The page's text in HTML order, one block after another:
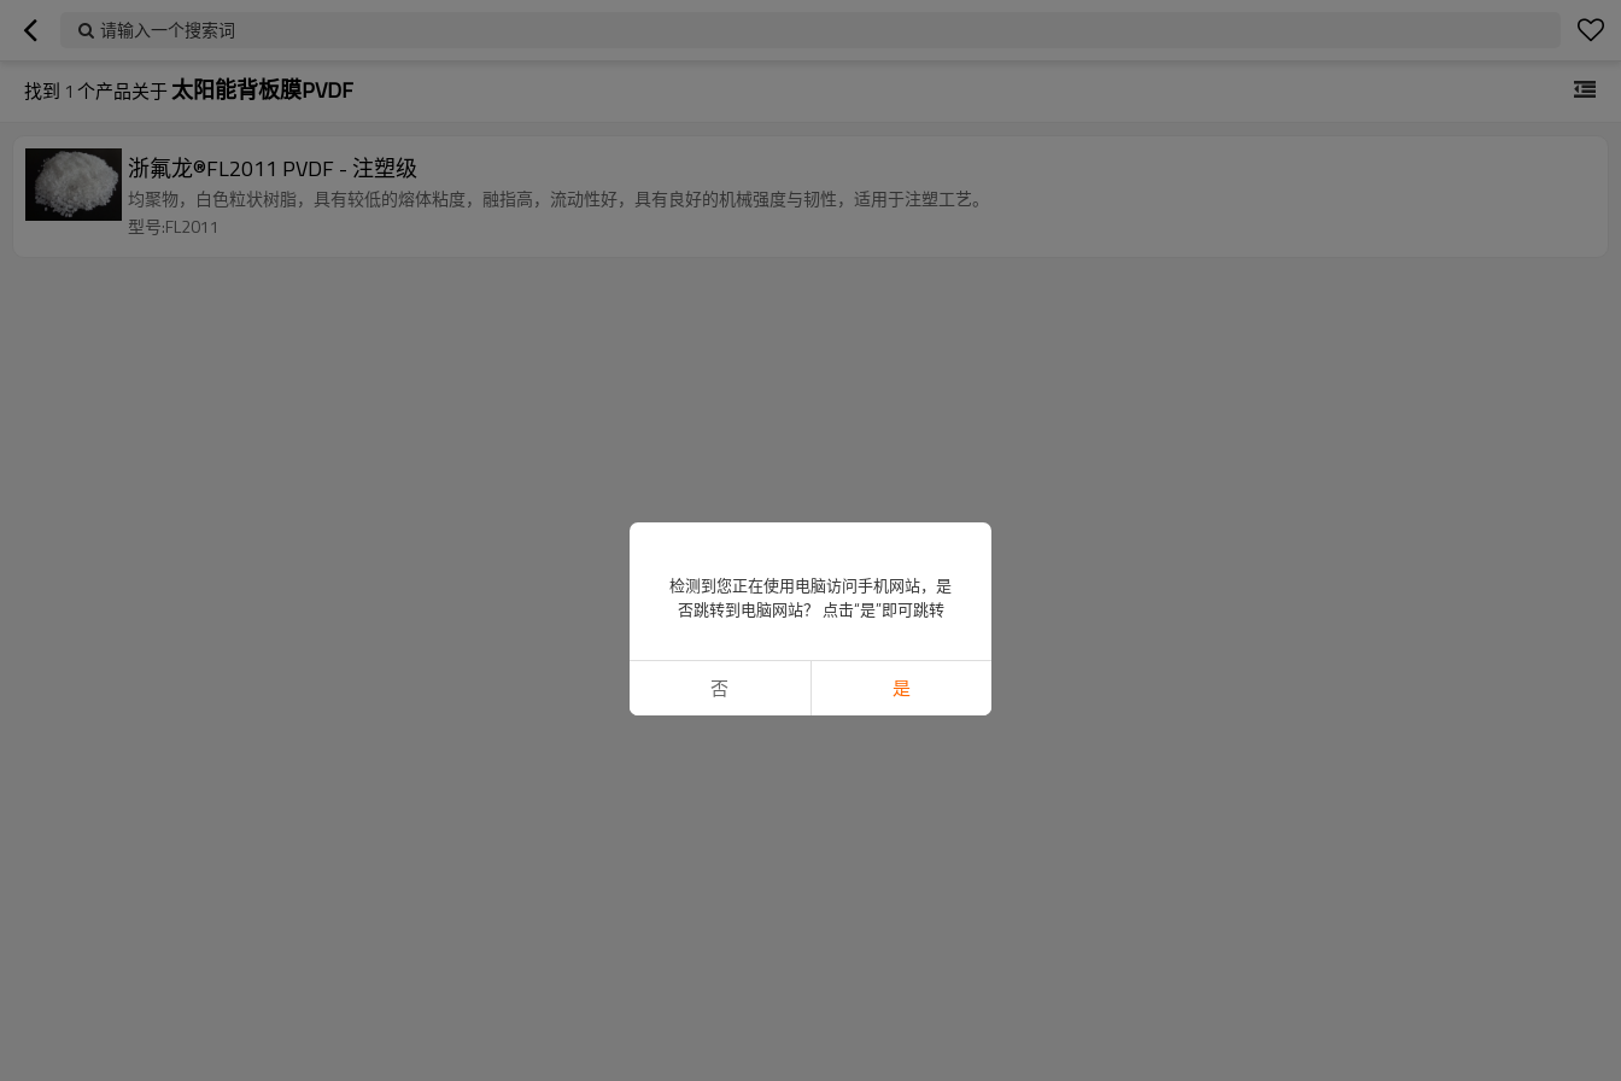
请输入一个搜索词
找到 1 个产品关于太阳能背板膜PVDF
浙氟龙®FL2011 PVDF - 注塑级
均聚物，白色粒状树脂，具有较低的熔体粘度，融指高，流动性好，具有良好的机械强度与韧性，适用于注塑工艺。
型号:FL2011
检测到您正在使用电脑访问手机网站，是
否跳转到电脑网站？ 点击“是”即可跳转
否 是